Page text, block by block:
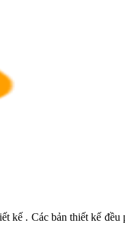
kế . Các bản thiết kế